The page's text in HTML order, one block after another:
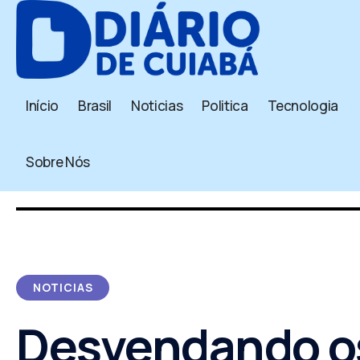
Início Brasil Noticias Politica Tecnologia
Sobre Nós
NOTICIAS
Desvendando